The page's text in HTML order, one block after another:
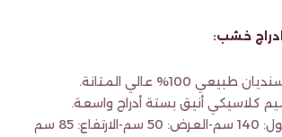
ادراج خشب:
100% عالي المتانة.
كلاسيكي أنيق بستة أدراج واسعة.
85 سم